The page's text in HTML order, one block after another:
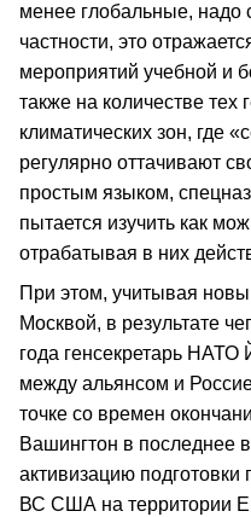
менее глобальные, надо
частности, это
мероприятий учебной и
также на количестве тех
климатических зон, где
регулярно оттачивают
простым языком,
пытается изучить как
отрабатывая в них
При этом, учитывая
Москвой, в результате
года генсекретарь НАТО
между альянсом и
точке со времен
Вашингтон в последнее
активизацию
ВС США на территории